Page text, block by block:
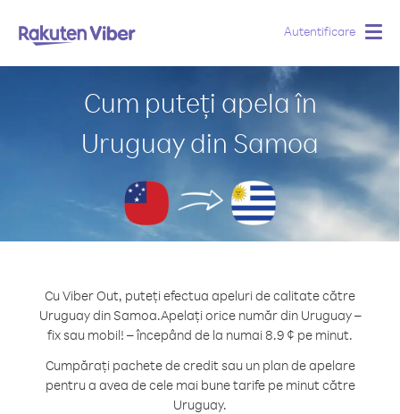
Autentificare
Cum puteți apela în
Uruguay din Samoa
Cu Viber Out, puteți efectua apeluri de calitate către
Uruguay din Samoa.Apelați orice număr din Uruguay –
fix sau mobil! – începând de la numai 8.9 ¢ pe minut.
Cumpărați pachete de credit sau un plan de apelare
pentru a avea de cele mai bune tarife pe minut către
Uruguay.